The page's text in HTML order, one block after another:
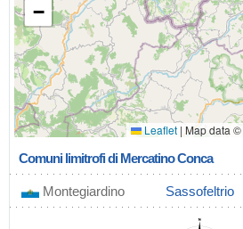
−
Leaflet | Map data ©
Comuni limitrofi di Mercatino Conca
Montegiardino Sassofeltrio